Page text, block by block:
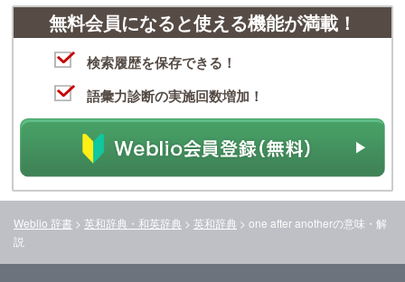
無料会員になると使える機能が満載！
検索履歴を保存できる！
語彙力診断の実施回数増加！
Weblio 辞書 > 英和辞典・和英辞典 > 英和辞典 > one after anotherの意味・解
説